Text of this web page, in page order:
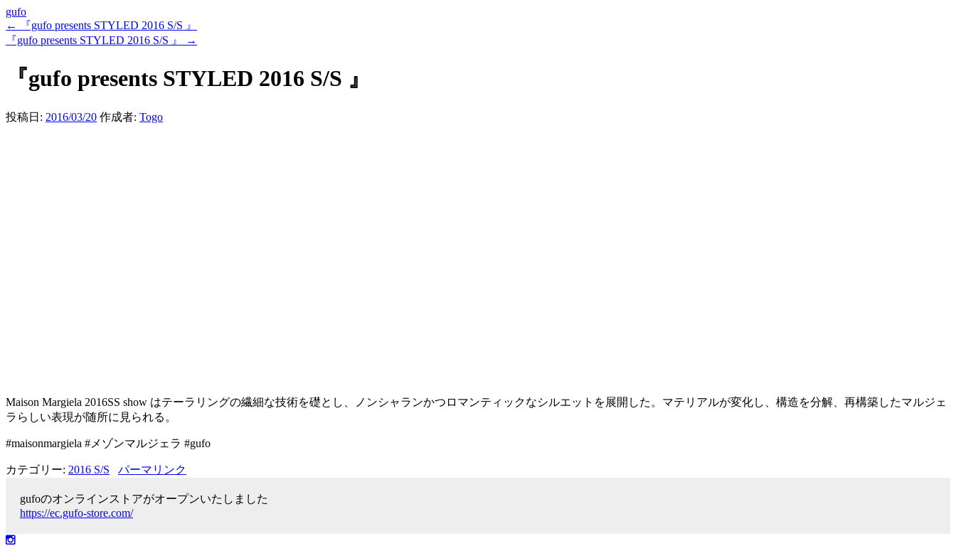
gufo
←
『gufo presents STYLED 2016 S/S 』
『gufo presents STYLED 2016 S/S 』
→
『gufo presents STYLED 2016 S/S 』
投稿日: 2016/03/20 作成者: Togo
Maison Margiela 2016SS show はテーラリングの繊細な技術を礎とし、ノンシャランかつロマンティックなシルエットを展開した。マテリアルが変化し、構造を分解、再構築したマルジェ
ラらしい表現が随所に見られる。
#maisonmargiela #メゾンマルジェラ #gufo
カテゴリー: 2016 S/S パーマリンク
gufoのオンラインストアがオープンいたしました
https://ec.gufo-store.com/